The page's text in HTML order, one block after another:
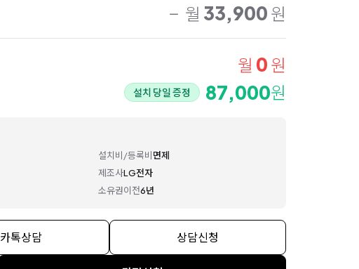
월 33,900 원
월 0 원
설치 당일 증정 87,000원
설치비/등록비면제
제조사LG전자
소유권이전6년
카톡상담 상담신청